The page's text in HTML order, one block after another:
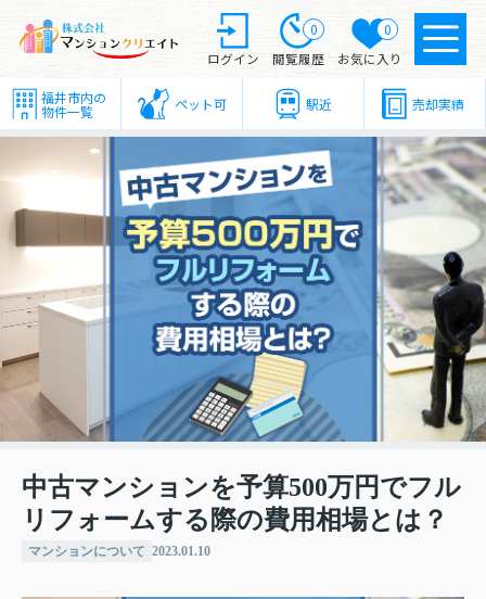
ログイン
0
閲覧履歴
0
お気に入り
福井市内の
物件一覧 ペット可 駅近 売却実績
中古マンションを予算500万円でフル
リフォームする際の費用相場とは？
マンションについて 2023.01.10